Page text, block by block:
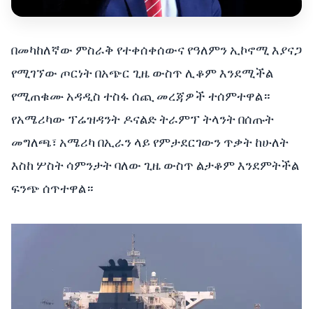
በመካከለኛው ምስራቅ የተቀሰቀሰውና የዓለምን ኢኮኖሚ እያናጋ
የሚገኘው ጦርነት በአጭር ጊዜ ውስጥ ሊቆም እንደሚችል
የሚጠቁሙ አዳዲስ ተስፋ ሰጪ መረጃዎች ተሰምተዋል።
የአሜሪካው ፕሬዝዳንት ዶናልድ ትራምፕ ትላንት በሰጡት
መግለጫ፣ አሜሪካ በኢራን ላይ የምታደርገውን ጥቃት ከሁለት
እስከ ሦስት ሳምንታት ባለው ጊዜ ውስጥ ልታቆም እንደምትችል
ፍንጭ ሰጥተዋል።